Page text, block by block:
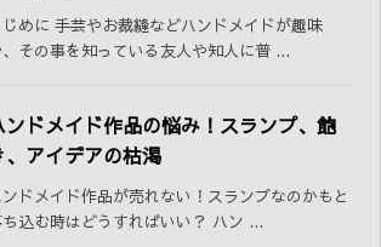
じめに 手芸やお裁縫などハンドメイドが趣味
、その事を知っている友人や知人に普 ...
ンドメイド作品の悩み！スランプ、飽
、アイデアの枯渇
ドメイド作品が売れない！スランプなのかもと
込む時はどうすればいい？ ハン ...